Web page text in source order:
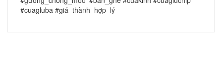
#cuagluba #giá_thành_hợp_lý